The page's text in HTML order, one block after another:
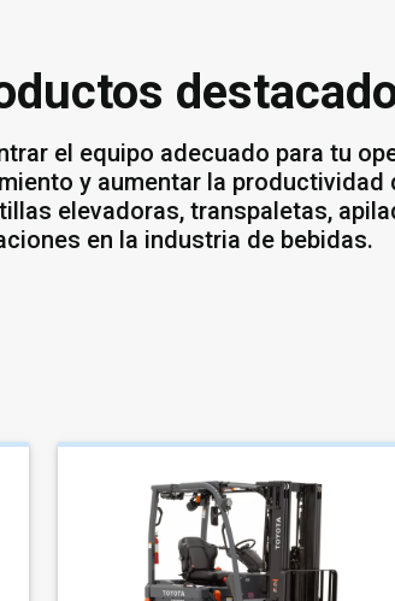
el equipo adecuado para tu
y aumentar la
elevadoras, transpaletas,
en la industria de bebidas.